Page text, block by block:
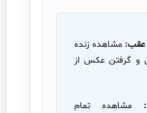
عقب: مشاهده زنده
و گرفتن عکس از
مشاهده تمام